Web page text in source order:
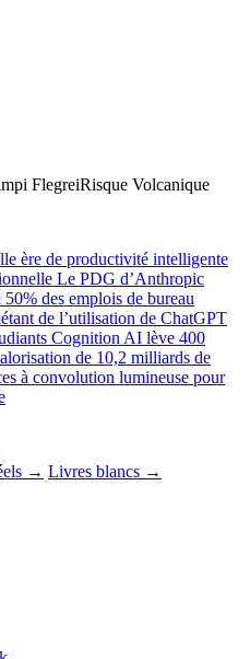
FlegreiRisque Volcanique
ère de productivité intelligente
Le PDG d’Anthropic
des emplois de bureau
de l’utilisation de ChatGPT
Cognition AI lève 400
de 10,2 milliards de
à convolution lumineuse pour
→ Livres blancs →